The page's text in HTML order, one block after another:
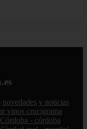
novedades y noticias
vinos crucigrama
Córdoba - córdoba